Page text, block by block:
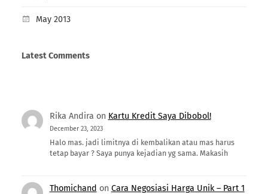
May 2013
Latest Comments
Rika Andira on Kartu Kredit Saya Dibobol!
December 23, 2023
Halo mas. jadi limitnya di kembalikan atau mas harus
tetap bayar ? Saya punya kejadian yg sama. Makasih
Thomichand on Cara Negosiasi Harga Unik – Part 1